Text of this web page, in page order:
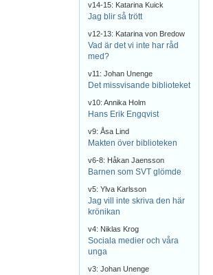
v14-15: Katarina Kuick
Jag blir så trött
v12-13: Katarina von Bredow
Vad är det vi inte har råd
med?
v11: Johan Unenge
Det missvisande biblioteket
v10: Annika Holm
Hans Erik Engqvist
v9: Åsa Lind
Makten över biblioteken
v6-8: Håkan Jaensson
Barnen som SVT glömde
v5: Ylva Karlsson
Jag vill inte skriva den här
krönikan
v4: Niklas Krog
Sociala medier och våra
unga
v3: Johan Unenge